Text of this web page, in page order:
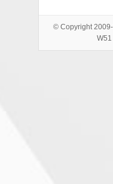
© Copyright
W51